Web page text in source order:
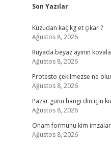
Sidebar
Son Yazılar
Kuzudan kaç kg et çıkar ?
Ağustos 8, 2026
Rüyada beyaz ayının
Ağustos 8, 2026
Protesto çekilmezse ne
Ağustos 8, 2026
Pazar günü hangi din için
Ağustos 8, 2026
Onam formunu kim imzalar
Ağustos 8, 2026